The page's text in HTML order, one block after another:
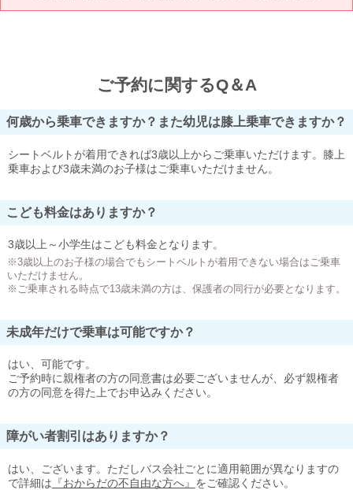
ご予約に関するQ＆A
何歳から乗車できますか？また幼児は膝上乗車できますか？
シートベルトが着用できれば3歳以上からご乗車いただけます。膝上
乗車および3歳未満のお子様はご乗車いただけません。
こども料金はありますか？
3歳以上～小学生はこども料金となります。
※3歳以上のお子様の場合でもシートベルトが着用できない場合はご乗車
いただけません。
※ご乗車される時点で13歳未満の方は、保護者の同行が必要となります。
未成年だけで乗車は可能ですか？
はい、可能です。
ご予約時に親権者の方の同意書は必要ございませんが、必ず親権者
の方の同意を得た上でお申込みください。
障がい者割引はありますか？
はい、ございます。ただしバス会社ごとに適用範囲が異なりますの
で詳細は 『おからだの不自由な方へ』 をご確認ください。